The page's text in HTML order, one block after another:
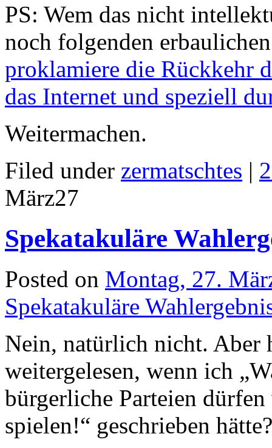
PS: Wem das nicht
noch folgenden
proklamiere die Rückkehr
das Internet und speziell
Weitermachen.
Filed under zermatschtes |
März27
Spekatakuläre
Posted on Montag, 27.
Spekatakuläre
Nein, natürlich nicht. Aber
weitergelesen, wenn ich
bürgerliche Parteien
spielen!“ geschrieben hätte?